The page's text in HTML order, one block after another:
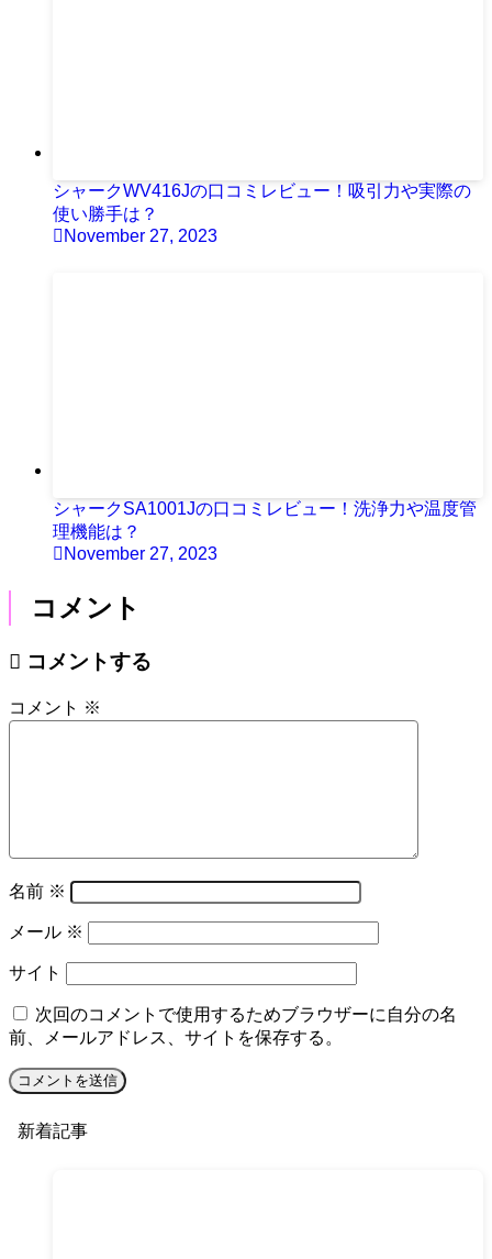
シャークWV416Jの口コミレビュー！吸引力や実際の
使い勝手は？
November 27, 2023
シャークSA1001Jの口コミレビュー！洗浄力や温度管
理機能は？
November 27, 2023
コメント
コメントする
コメント ※
名前 ※
メール ※
サイト
次回のコメントで使用するためブラウザーに自分の名
前、メールアドレス、サイトを保存する。
新着記事